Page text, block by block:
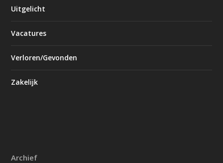
Uitgelicht
Vacatures
Verloren/Gevonden
Zakelijk
Archief